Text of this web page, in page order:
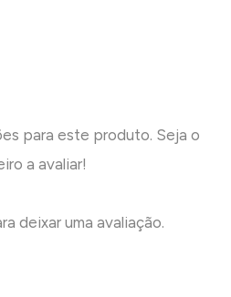
para este produto. Seja o
a avaliar!
deixar uma avaliação.